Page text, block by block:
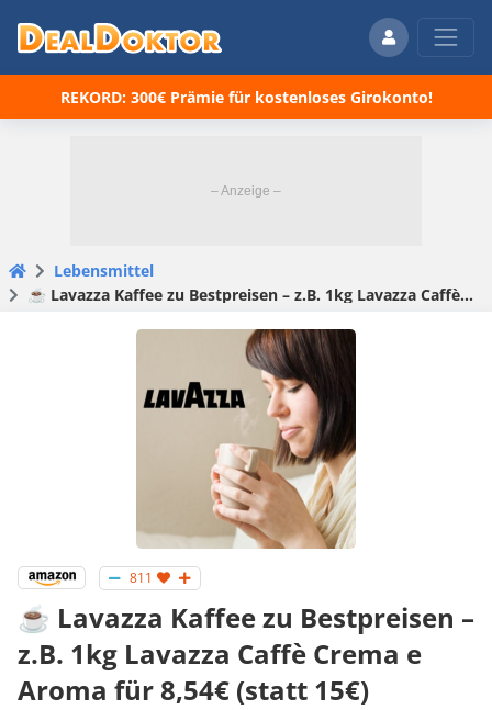
REKORD: 300€ Prämie für kostenloses Girokonto!
Lebensmittel
☕ Lavazza Kaffee zu Bestpreisen – z.B. 1kg Lavazza Caffè Crema e Aroma für 8,54€ (statt 15€)
811
☕ Lavazza Kaffee zu Bestpreisen –
z.B. 1kg Lavazza Caffè Crema e
Aroma für 8,54€ (statt 15€)